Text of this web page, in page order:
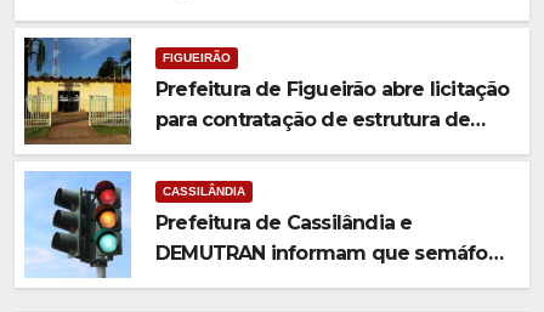
o desenvolvimento da citricultura
FIGUEIRÃO
Prefeitura de Figueirão abre licitação
para contratação de estrutura de
eventos
CASSILÂNDIA
Prefeitura de Cassilândia e
DEMUTRAN informam que semáforo
entre as ruas Amin José e Antônio